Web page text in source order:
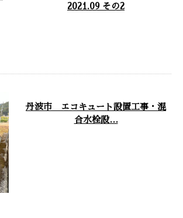
2021.09 その2
丹波市 エコキュート設置工事・混
合水栓設…